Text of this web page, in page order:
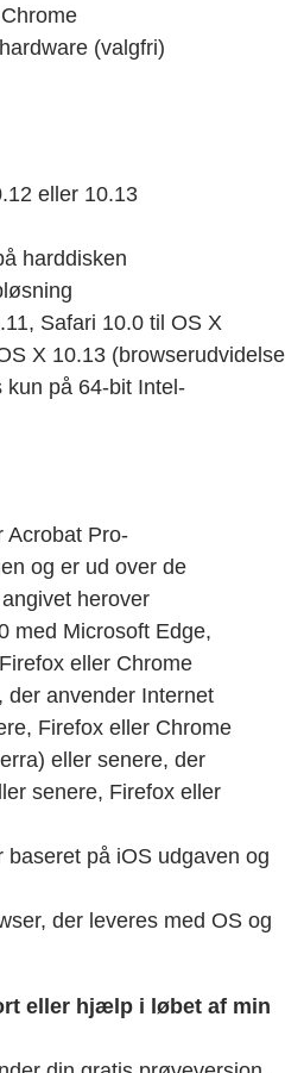
(valgfri)
eller 10.13
harddisken
Safari 10.0 til OS X
X 10.13 (browserudvidelse
på 64-bit Intel-
Pro-
og er ud over de
herover
med Microsoft Edge,
eller Chrome
der anvender Internet
Firefox eller Chrome
eller senere, der
senere, Firefox eller
baseret på iOS udgaven og
der leveres med OS og
eller hjælp i løbet af min